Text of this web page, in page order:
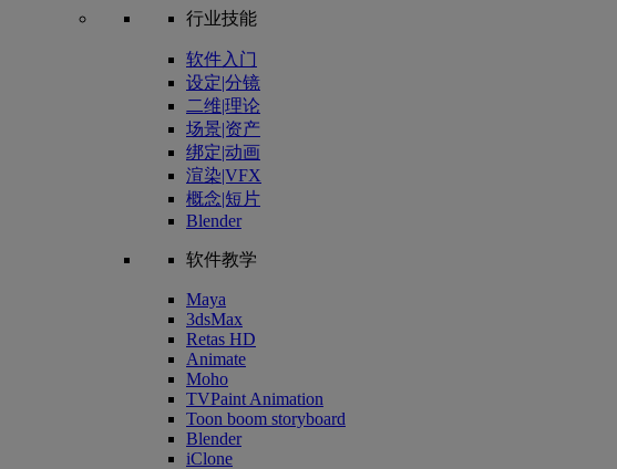
行业技能
软件入门
设定|分镜
二维|理论
场景|资产
绑定|动画
渲染|VFX
概念|短片
Blender
软件教学
Maya
3dsMax
Retas HD
Animate
Moho
TVPaint Animation
Toon boom storyboard
Blender
iClone